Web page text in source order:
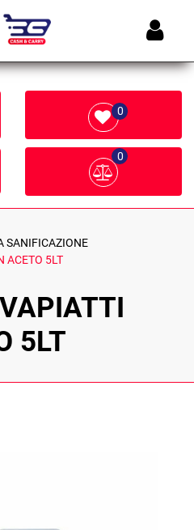
0
0
SANIFICAZIONE
ACETO 5LT
5LT